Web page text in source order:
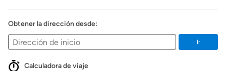
Obtener la dirección desde:
Ir
Calculadora de viaje